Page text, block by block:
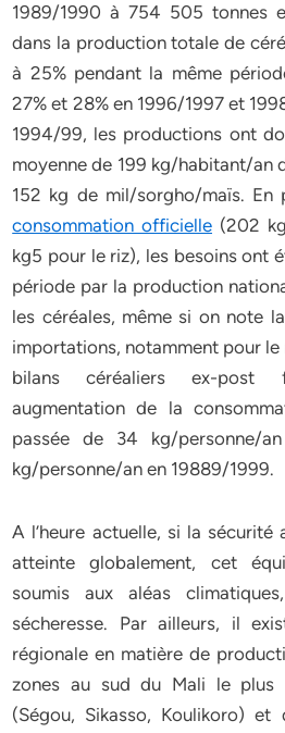
1989/1990 à 754 505 tonnes
dans la production totale de
à 25% pendant la même
27% et 28% en 1996/1997 et
1994/99, les productions ont
moyenne de 199 kg/habitant/an
152 kg de mil/sorgho/maïs. En
consommation officielle (202
kg5 pour le riz), les besoins ont
période par la production
les céréales, même si on note
importations, notamment pour le
bilans céréaliers ex-post
augmentation de la
passée de 34 kg/personne/
kg/personne/an en 19889/1999.
A l’heure actuelle, si la sécurité
atteinte globalement, cet
soumis aux aléas
sécheresse. Par ailleurs, il
régionale en matière de
zones au sud du Mali le plus
(Ségou, Sikasso, Koulikoro)